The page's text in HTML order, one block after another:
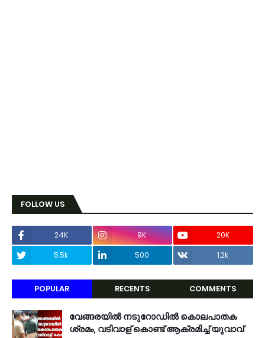
FOLLOW US
24K 9K
20K
5.5k
500 1.2k
POPULAR RECENTS COMMENTS
വേങ്ങരയിൽ നടുറോഡിൽ കൊലപാതക
ശ്രമം, വടിവാള് കൊണ്ട് ആക്രമിച്ച് യുവാവ്